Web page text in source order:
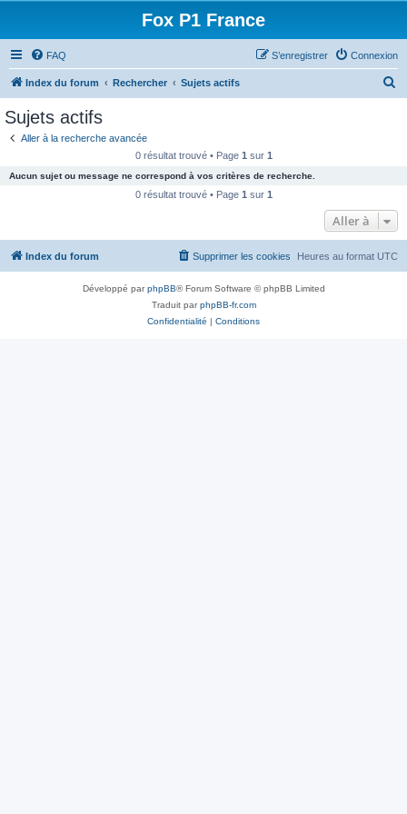
Fox P1 France
FAQ Connexion
S’enregistrer
Index du forum Rechercher Sujets actifs
c
e
Sujets actifs
Aller à la recherche avancée
0 résultat trouvé • Page 1 sur 1
Aucun sujet ou message ne correspond à vos critères de recherche.
0 résultat trouvé • Page 1 sur 1
Aller à
Index du forum Heures au format UTC
Supprimer les cookies
Développé parphpBB® Forum Software © phpBB Limited
Traduit parphpBB-fr.com
Confidentialité | Conditions